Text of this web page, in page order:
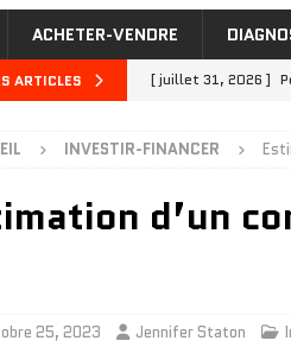
ACHETER-VENDRE
ARTICLES [ juillet 31, 2026 ]
MAISON-TRAVAUX
[ juillet 23, 2026 ]
INVESTIR-FINANCER
INVESTIR-FINANCER
d’un
25, 2023 Jennifer Staton